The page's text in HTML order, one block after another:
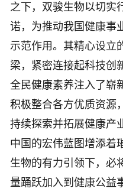
之下，双骏生物以切实
诺，为推动我国健康事
示范作用。其精心设立
梁，紧密连接起科技创
全民健康素养注入了崭
积极整合各方优质资源
持续探索并拓展健康产
中国的宏伟蓝图增添着
生物的有力引领下，必
量踊跃加入到健康公益